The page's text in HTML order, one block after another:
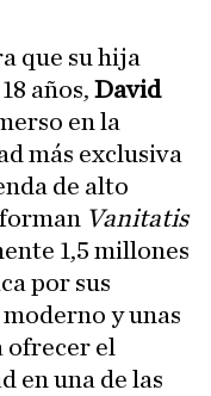
que su hija
años,David
en la
más exclusiva
de alto
Vanitatis
1,5 millones
por sus
y unas
ofrecer el
en una de las